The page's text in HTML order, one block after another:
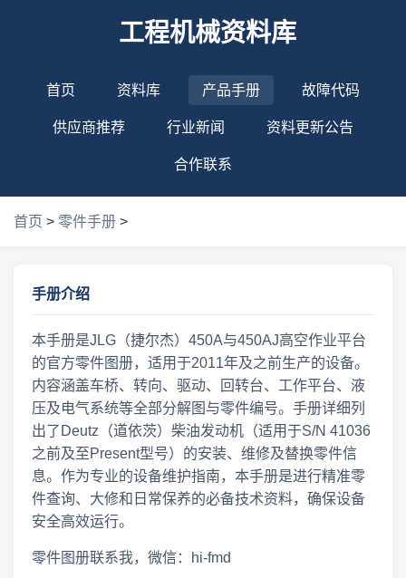
工程机械资料库
首页 资料库 产品手册 故障代码
供应商推荐 行业新闻 资料更新公告
合作联系
首页 > 零件手册 >
手册介绍
本手册是JLG（捷尔杰）450A与450AJ高空作业平台
的官方零件图册，适用于2011年及之前生产的设备。
内容涵盖车桥、转向、驱动、回转台、工作平台、液
压及电气系统等全部分解图与零件编号。手册详细列
出了Deutz（道依茨）柴油发动机（适用于S/N 41036
之前及至Present型号）的安装、维修及替换零件信
息。作为专业的设备维护指南，本手册是进行精准零
件查询、大修和日常保养的必备技术资料，确保设备
安全高效运行。
零件图册联系我，微信：hi-fmd